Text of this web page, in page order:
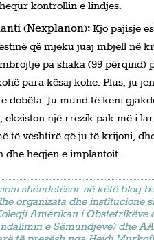
kontrollin e lindjes.
(Nexplanon):Kjo pajisje
që mjeku juaj mbjell në
pa shaka (99 përqind)
para kësaj kohe. Plus, ju
dobëta: Ju mund të keni
ekziston një rrezik pak më i
të vështirë që ju të krijoni,
dhe heqjen e implantoit.
shëndetësor në këtë blog
organizata dhe institucione
Amerikan i Obstetrikëve
e Sëmundjeve) dhe